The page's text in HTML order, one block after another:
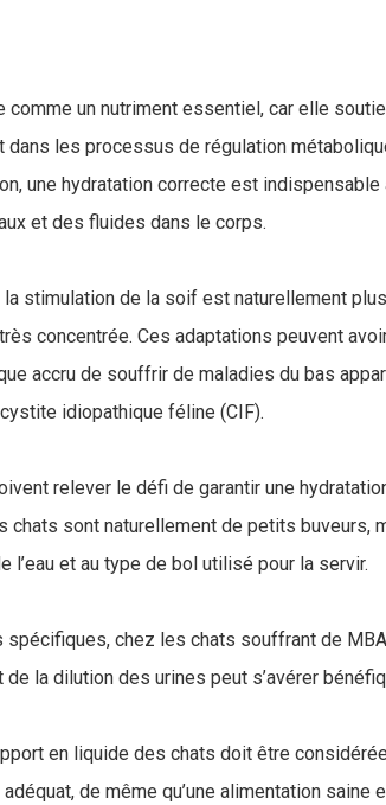
un nutriment essentiel, car elle
les processus de régulation
une hydratation correcte est indispensable
et des fluides dans le corps.
stimulation de la soif est naturellement
concentrée. Ces adaptations peuvent
accru de souffrir de maladies du bas
idiopathique féline (CIF).
relever le défi de garantir une
chats sont naturellement de petits buveurs,
et au type de bol utilisé pour la servir.
chez les chats souffrant de
la dilution des urines peut s’avérer
en liquide des chats doit être
de même qu’une alimentation saine